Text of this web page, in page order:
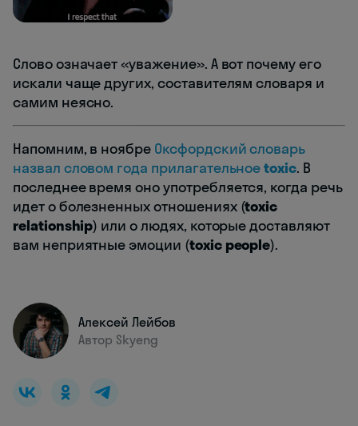
Слово означает «уважение». А вот почему его
искали чаще других, составителям словаря и
самим неясно.
Напомним, в ноябре Оксфордский словарь
назвал словом года прилагательноеtoxic. В
последнее время оно употребляется, когда речь
идет о болезненных отношениях (toxic
relationship) или о людях, которые доставляют
вам неприятные эмоции (toxic people).
Алексей Лейбов
Автор Skyeng